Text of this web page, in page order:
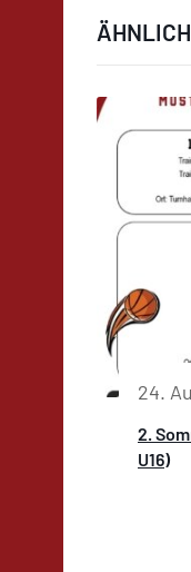
24.
2.
U16)